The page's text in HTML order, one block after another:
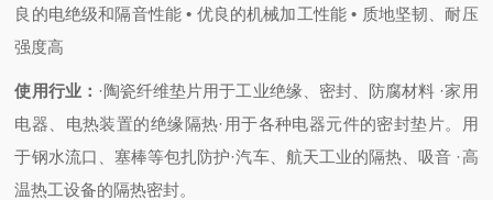
良的电绝级和隔音性能• 优良的机械加工性能• 质地坚韧、耐压
强度高
使用行业： ·陶瓷纤维垫片用于工业绝缘、密封、防腐材料 ·家用
电器、电热装置的绝缘隔热·用于各种电器元件的密封垫片。用
于钢水流口、塞棒等包扎防护·汽车、航天工业的隔热、吸音 ·高
温热工设备的隔热密封。